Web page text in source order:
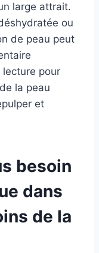
large attrait.
ou
de peau peut
lecture pour
la peau
et
besoin
dans
de la